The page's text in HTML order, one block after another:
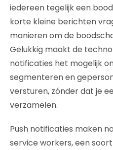
iedereen tegelijk een
korte kleine berichten
manieren om de
Gelukkig maakt de
notificaties het mogelijk
segmenteren en
versturen, zónder dat je
verzamelen.
Push notificaties maken
service workers, een